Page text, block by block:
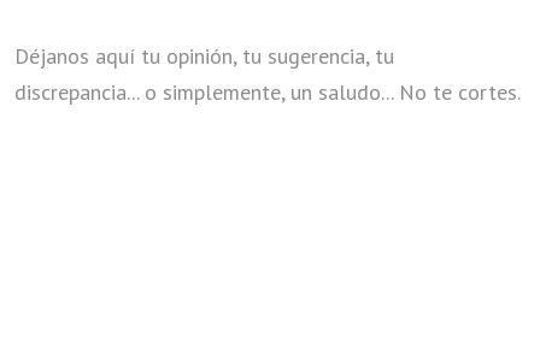
Déjanos aquí tu opinión, tu sugerencia, tu
discrepancia... o simplemente, un saludo... No te cortes.